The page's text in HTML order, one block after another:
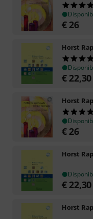
€ 26
Horst
€ 22,30
Horst
€ 26
Horst
€ 22,30
Horst